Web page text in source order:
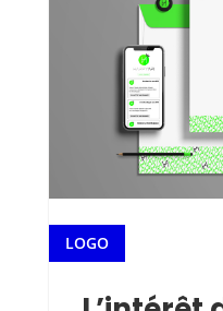
LOGO
30